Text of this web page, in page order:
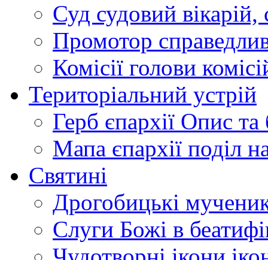
Суд судовий вікарій,
Промотор
Комісії голови
Територіальний устрій
Герб єпархії Опис та
Мапа єпархії поділ
Святині
Дрогобицькі
Слуги Божі в